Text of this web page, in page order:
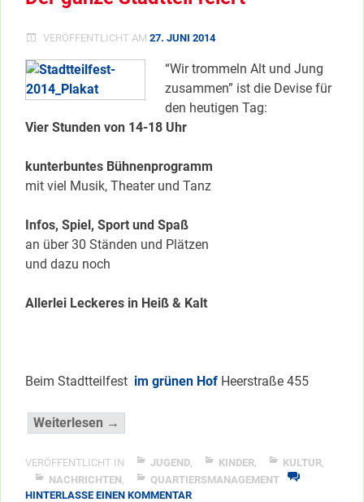
VERÖFFENTLICHT AM 27. JUNI 2014
“Wir trommeln Alt und Jung
zusammen” ist die Devise für
den heutigen Tag:
Vier Stunden von 14-18 Uhr
kunterbuntes Bühnenprogramm
mit viel Musik, Theater und Tanz
Infos, Spiel, Sport und Spaß
an über 30 Ständen und Plätzen
und dazu noch
Allerlei Leckeres in Heiß & Kalt
Beim Stadtteilfest im grünen Hof Heerstraße 455
Weiterlesen →
Stadtteil
feiert”
VERÖFFENTLICHT IN JUGEND, KINDER, KULTUR,
NACHRICHTEN,
QUARTIERSMANAGEMENT
HINTERLASSE EINEN KOMMENTARZU